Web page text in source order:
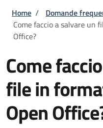
Briciole di
Home / Domande
Come faccio a salvare un
Office?
Come
file in
Open